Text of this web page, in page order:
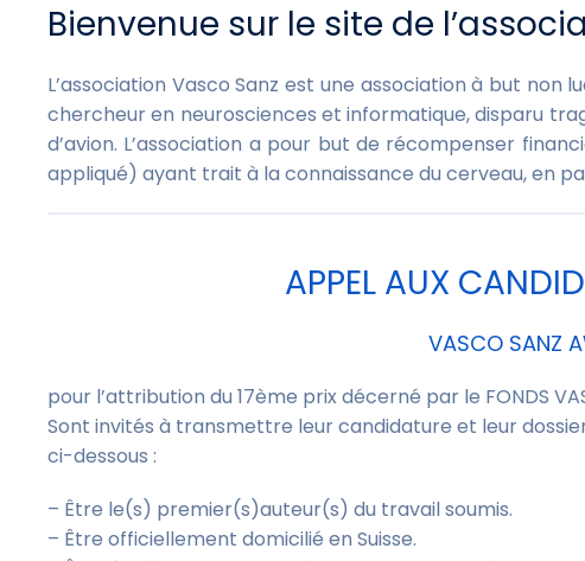
Bienvenue sur le site de
L’association Vasco Sanz est une association à but non
chercheur en neurosciences et informatique, disparu
d’avion. L’association a pour but de récompenser
appliqué) ayant trait à la connaissance du cerveau, en
APPEL AUX
VASCO SANZ
pour l’attribution du 17ème prix décerné par le FONDS
Sont invités à transmettre leur candidature et leur
ci-dessous :
– Être le(s) premier(s)auteur(s) du travail soumis.
– Être officiellement domicilié en Suisse.